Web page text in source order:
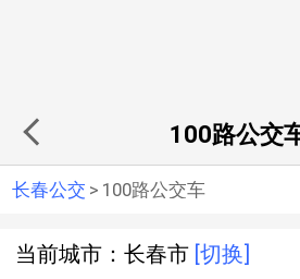
100路公交
长春公交 > 100路公交车
当前城市：长春市 [切换]